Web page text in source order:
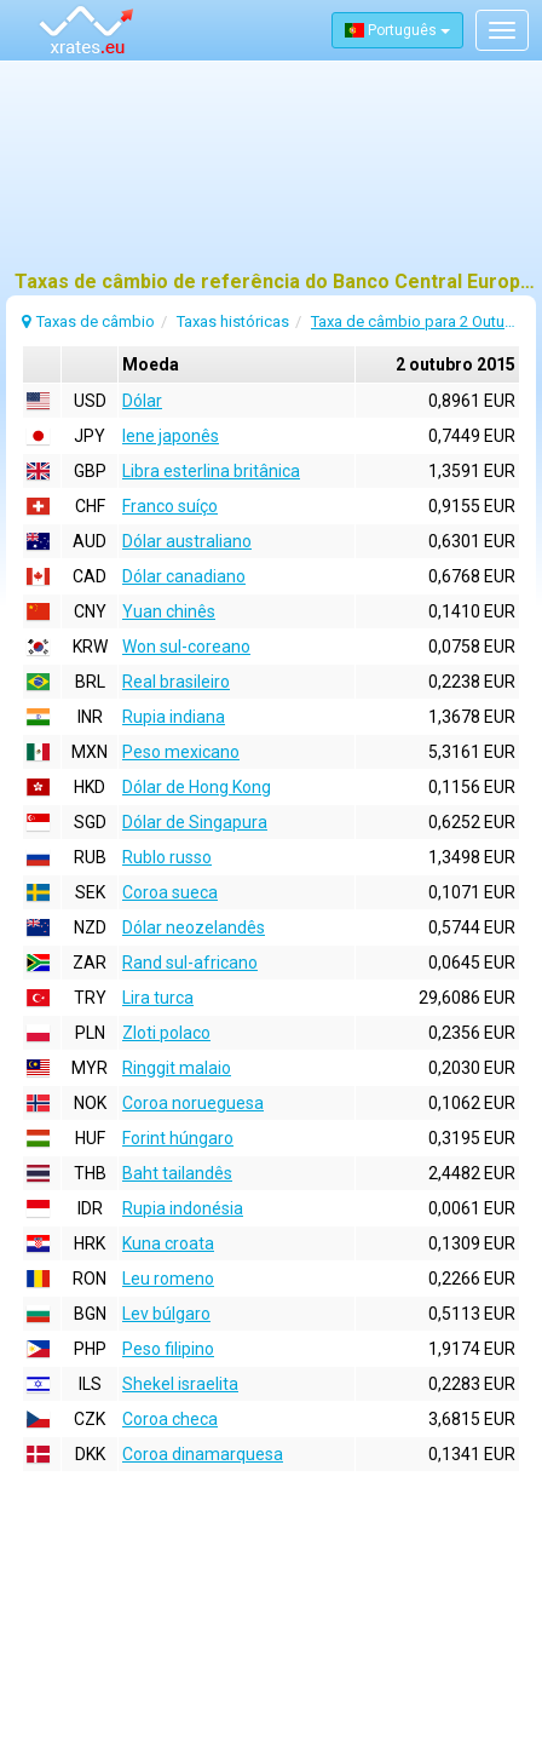
Português
Taxas de câmbio de referência do Banco Central Europeu (BCE) para 2 outubro 2015
Taxas de câmbio Taxas históricas Taxa de câmbio para 2 Outubro 2015
Moeda
2 outubro 2015
USD
Dólar
0,8961 EUR
JPY
Iene japonês
0,7449 EUR
GBP
Libra esterlina britânica
1,3591 EUR
CHF
Franco suíço
0,9155 EUR
AUD
Dólar australiano
0,6301 EUR
CAD
Dólar canadiano
0,6768 EUR
CNY
Yuan chinês
0,1410 EUR
KRW
Won sul-coreano
0,0758 EUR
BRL
Real brasileiro
0,2238 EUR
INR
Rupia indiana
1,3678 EUR
MXN
Peso mexicano
5,3161 EUR
HKD
Dólar de Hong Kong
0,1156 EUR
SGD
Dólar de Singapura
0,6252 EUR
RUB
Rublo russo
1,3498 EUR
SEK
Coroa sueca
0,1071 EUR
NZD
Dólar neozelandês
0,5744 EUR
ZAR
Rand sul-africano
0,0645 EUR
TRY
Lira turca
29,6086 EUR
PLN
Zloti polaco
0,2356 EUR
MYR
Ringgit malaio
0,2030 EUR
NOK
Coroa norueguesa
0,1062 EUR
HUF
Forint húngaro
0,3195 EUR
THB
Baht tailandês
2,4482 EUR
IDR
Rupia indonésia
0,0061 EUR
HRK
Kuna croata
0,1309 EUR
RON
Leu romeno
0,2266 EUR
BGN
Lev búlgaro
0,5113 EUR
PHP
Peso filipino
1,9174 EUR
ILS
Shekel israelita
0,2283 EUR
CZK
Coroa checa
3,6815 EUR
DKK
Coroa dinamarquesa 0,1341 EUR